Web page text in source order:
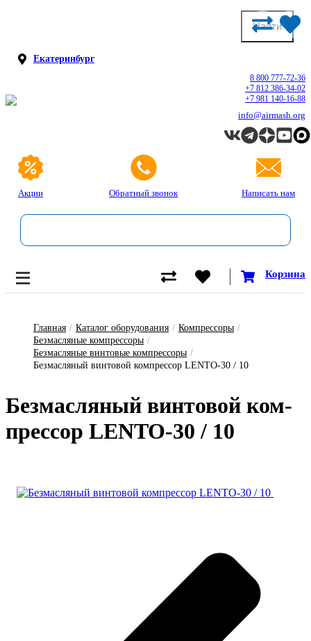
Екатеринбург
Акции Обратный звонок Написать нам
8 800 777-72-36
+7 812 386-34-02
+7 981 140-16-88
info@airmash.org
Корзина
Главная / Каталог оборудования / Компрессоры /
Безмасляные компрессоры /
Безмасляные винтовые компрессоры /
Безмасляный винтовой компрессор LENTO-30 / 10
Без­масля­ный вин­то­вой ком­
прес­сор LENTO-30 / 10